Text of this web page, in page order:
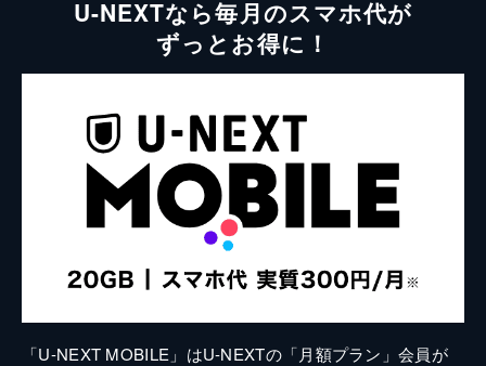
U-NEXTなら毎月のスマホ代が
ずっとお得に！
「U-NEXT MOBILE」はU-NEXTの「月額プラン」会員が